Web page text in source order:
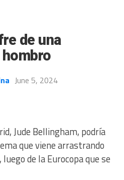
de una
June 5, 2024
Jude Bellingham, podría
que viene arrastrando
de la Eurocopa que se